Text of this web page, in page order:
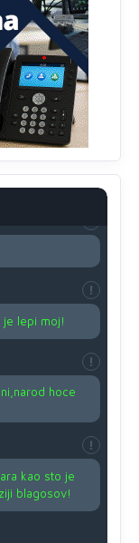
ja srce
i ko nema
je lepi moj!
hoce
kao sto je
blagosov!